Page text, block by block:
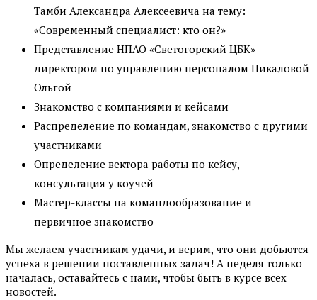
Тамби Александра Алексеевича на тему:
«Современный специалист: кто он?»
Представление НПАО «Светогорский ЦБК»
директором по управлению персоналом Пикаловой
Ольгой
Знакомство с компаниями и кейсами
Распределение по командам, знакомство с другими
участниками
Определение вектора работы по кейсу,
консультация у коучей
Мастер-классы на командообразование и
первичное знакомство
Мы желаем участникам удачи, и верим, что они добьются
успеха в решении поставленных задач! А неделя только
началась, оставайтесь с нами, чтобы быть в курсе всех
новостей.